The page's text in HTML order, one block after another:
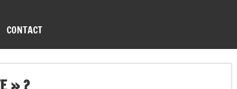
CONTACT